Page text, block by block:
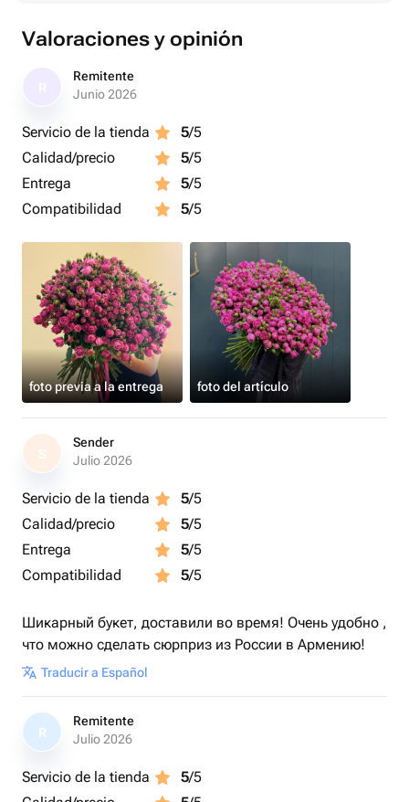
Valoraciones y opinión
Remitente
Junio 2026
Servicio de la tienda 5/5
Calidad/precio
5/5
Entrega
5/5
Compatibilidad
5/5
foto previa a la entrega foto del artículo
S
Sender
Julio 2026
Servicio de la tienda 5/5
Calidad/precio
5/5
Entrega
5/5
Compatibilidad
5/5
Шикарный букет, доставили во время! Очень удобно ,
что можно сделать сюрприз из России в Армению!
Traducir a Español
R
Remitente
Julio 2026
Servicio de la tienda 5/5